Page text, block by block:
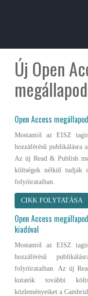
Új Open
Open Access
Mostantól az EISZ
hozzáférésű publikálásra
Az új Read & Publish
költségek nélkül tudják
folyóirataiban.
CIKK FOLYTATÁSA
Open Access
kiadóval
Mostantól az EISZ
hozzáférésű
folyóirataiban. Az új
kutatók további
közleményeiket a